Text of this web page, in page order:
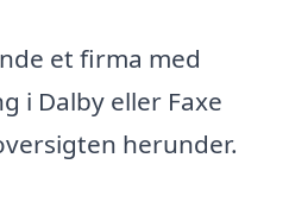
et firma med
i Dalby eller Faxe
herunder.